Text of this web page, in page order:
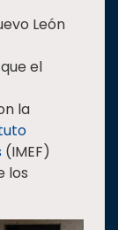
León
el
la
(IMEF)
los